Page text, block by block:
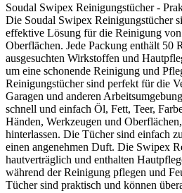
Soudal Swipex Reinigungstücher -
Die Soudal Swipex Reinigungstücher
effektive Lösung für die Reinigung
Oberflächen. Jede Packung enthält 50
ausgesuchten Wirkstoffen und
um eine schonende Reinigung und
Reinigungstücher sind perfekt für die
Garagen und anderen
schnell und einfach Öl, Fett, Teer,
Händen, Werkzeugen und
hinterlassen. Die Tücher sind einfach
einen angenehmen Duft. Die Swipex
hautverträglich und enthalten
während der Reinigung pflegen und
Tücher sind praktisch und können